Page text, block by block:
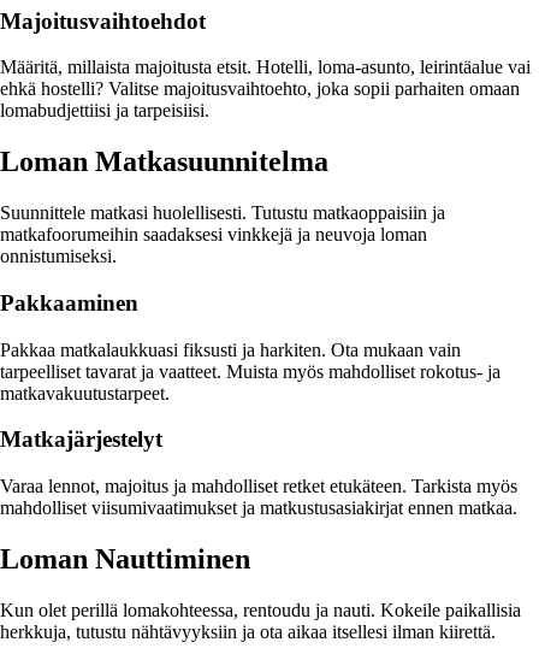
Majoitusvaihtoehdot
Määritä, millaista majoitusta etsit. Hotelli, loma-asunto, leirintäalue vai
ehkä hostelli? Valitse majoitusvaihtoehto, joka sopii parhaiten omaan
lomabudjettiisi ja tarpeisiisi.
Loman Matkasuunnitelma
Suunnittele matkasi huolellisesti. Tutustu matkaoppaisiin ja
matkafoorumeihin saadaksesi vinkkejä ja neuvoja loman
onnistumiseksi.
Pakkaaminen
Pakkaa matkalaukkuasi fiksusti ja harkiten. Ota mukaan vain
tarpeelliset tavarat ja vaatteet. Muista myös mahdolliset rokotus- ja
matkavakuutustarpeet.
Matkajärjestelyt
Varaa lennot, majoitus ja mahdolliset retket etukäteen. Tarkista myös
mahdolliset viisumivaatimukset ja matkustusasiakirjat ennen matkaa.
Loman Nauttiminen
Kun olet perillä lomakohteessa, rentoudu ja nauti. Kokeile paikallisia
herkkuja, tutustu nähtävyyksiin ja ota aikaa itsellesi ilman kiirettä.